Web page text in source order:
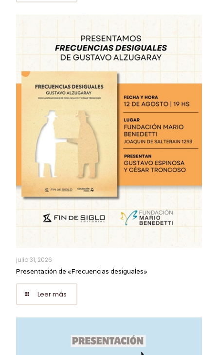
julio 31, 2026
Presentación de «Frecuencias desiguales»
Leer más